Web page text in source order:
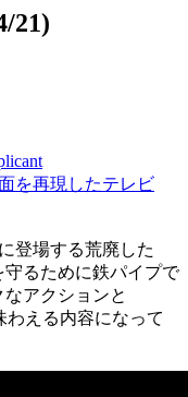
21)
を再現したテレビ
登場する荒廃した
守るために鉄パイプで
アクションと
わえる内容になって